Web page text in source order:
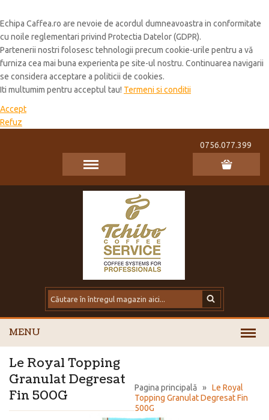
Echipa Caffea.ro are nevoie de acordul dumneavoastra in conformitate
cu noile reglementari privind Protectia Datelor (GDPR).
Partenerii nostri folosesc tehnologii precum cookie-urile pentru a vă
furniza cea mai buna experienta pe site-ul nostru. Continuarea navigarii
se considera acceptare a politicii de cookies.
Iti multumim pentru acceptul tau! Termeni si conditii
Accept
Refuz
0756.077.399
MENU
Pagina principală » Le Royal
Topping Granulat Degresat Fin
500G
Le Royal Topping
Granulat Degresat
Fin 500G